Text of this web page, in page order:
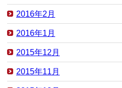
2016年2月
2016年1月
2015年12月
2015年11月